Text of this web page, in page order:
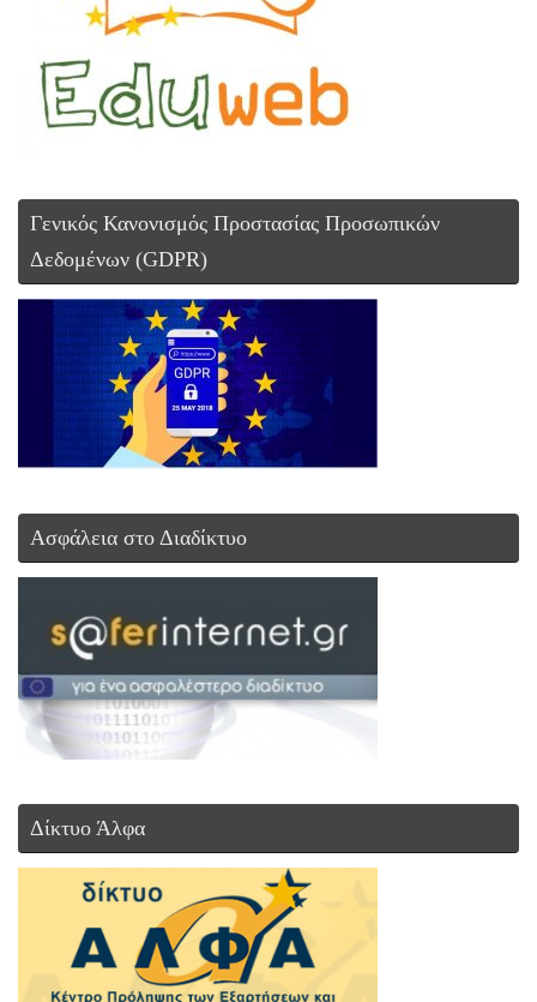
Γενικός Κανονισμός Προστασίας Προσωπικών
Δεδομένων (GDPR)
Ασφάλεια στο Διαδίκτυο
Δίκτυο Άλφα